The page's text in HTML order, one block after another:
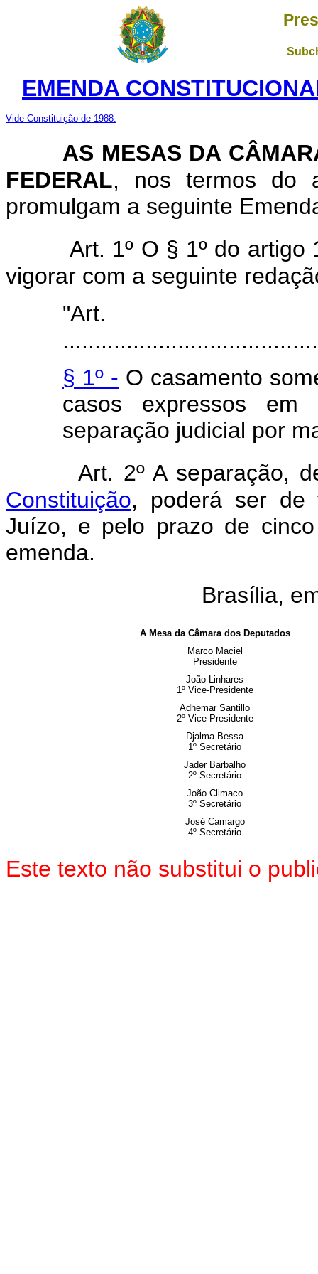
EMENDA
Vide Constituição de 1988.
AS MESAS DA
FEDERAL, nos termos do
promulgam a seguinte
Art. 1º O § 1º do
vigorar com a seguinte
"Art.
§ 1º - O casamento
casos expressos
separação judicial por
Art. 2º A separação,
Constituição, poderá ser de
Juízo, e pelo prazo de
emenda.
Brasília,
A Mesa da Câmara dos Deputados
Marco Maciel
Presidente
João Linhares
1º Vice-Presidente
Adhemar Santillo
2º Vice-Presidente
Djalma Bessa
1º Secretário
Jader Barbalho
2º Secretário
João Climaco
3º Secretário
José Camargo
4º Secretário
Este texto não substitui o